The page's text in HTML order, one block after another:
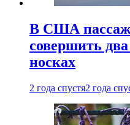
В США
совершить
носках
2 года спустя2 года